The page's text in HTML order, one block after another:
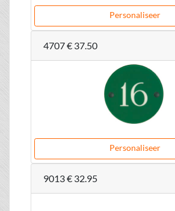
Personaliseer
4707€ 37.50
Personaliseer
9013€ 32.95